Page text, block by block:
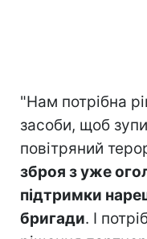
"Нам потрібна
засоби, щоб
повітряний
зброя з уже
підтримки
бригади. І